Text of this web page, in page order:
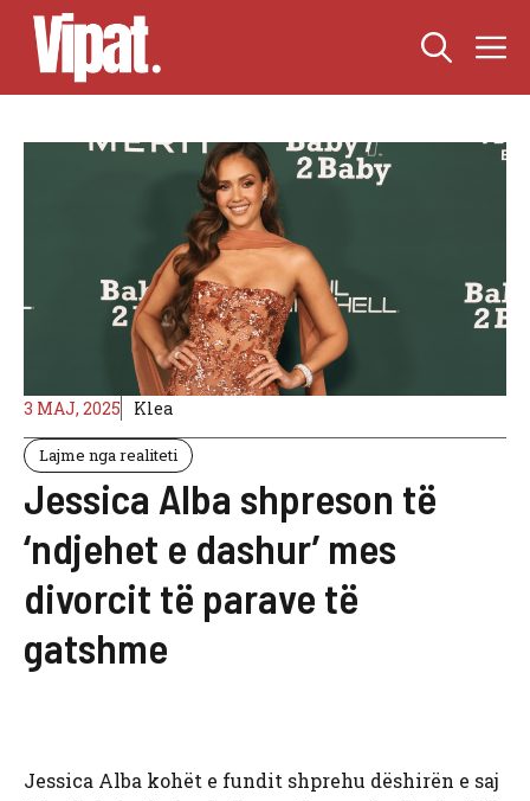
Skip
content
3 MAJ, 2025 Klea
Lajme nga realiteti
Jessica Alba shpreson të
‘ndjehet e dashur’ mes
divorcit të parave të
gatshme
Jessica Alba kohët e fundit shprehu dëshirën e saj